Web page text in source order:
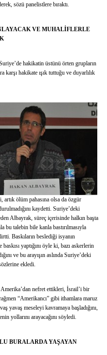
sözü panelistlere bıraktı.
VE MUHALİFLERLE
hakikatin üstünü örten grupların
karşı hakikate ışık tuttuğu ve duyarlılık
ölüm pahasına olsa da özgür
kaydetti. Suriye’deki
Albayrak, süreç içerisinde halkın başta
bu talebin bile kanla bastırılmasıyla
Baskıların beslediği isyanın
yaptığını öyle ki, bazı askerlerin
ve bu arayışın aslında Suriye’deki
ekledi.
nefret ettikleri, İsrail’i bir
“Amerikancı” gibi ithamlara maruz
yavaş meseleyi kavramaya başladığını,
yollarını arayacağını söyledi.
BURALARDA YAŞAYAN